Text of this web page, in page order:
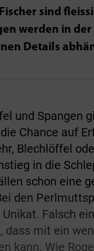
Fischer sind
werden in
Details
und Spangen
Chance auf
Blechlöffel
in die
schon eine
den
Falsch
dass mit ein
kann. Wie